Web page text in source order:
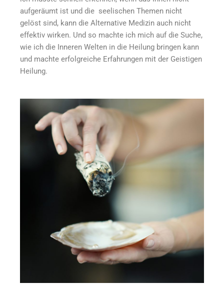
aufgeräumt ist und die seelischen Themen nicht
gelöst sind, kann die Alternative Medizin auch nicht
effektiv wirken. Und so machte ich mich auf die Suche,
wie ich die Inneren Welten in die Heilung bringen kann
und machte erfolgreiche Erfahrungen mit der Geistigen
Heilung.